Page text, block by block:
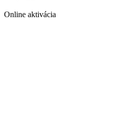
Registrácia
Online aktivácia